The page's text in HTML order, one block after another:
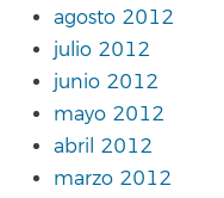
agosto 2012
julio 2012
junio 2012
mayo 2012
abril 2012
marzo 2012